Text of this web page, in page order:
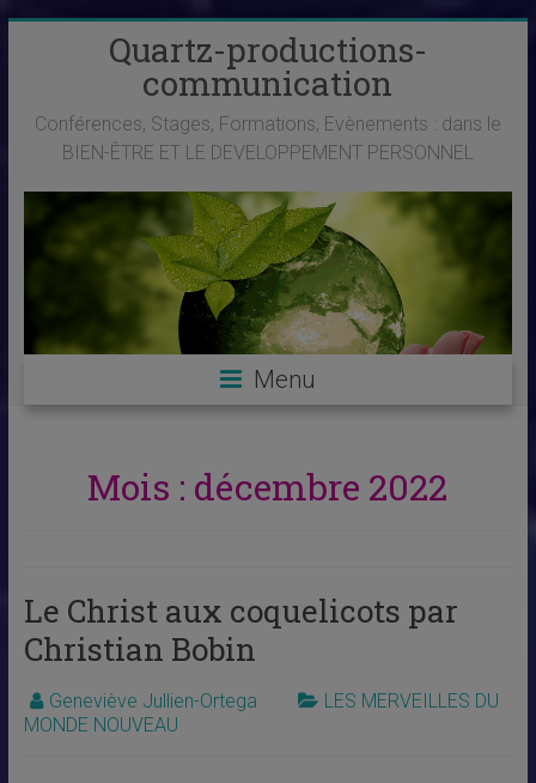
Quartz-productions-
communication
Conférences, Stages, Formations, Evènements : dans le
BIEN-ÊTRE ET LE DEVELOPPEMENT PERSONNEL
Menu
Mois : décembre 2022
Le Christ aux coquelicots par
Christian Bobin
Geneviève Jullien-Ortega
LES MERVEILLES DU
MONDE NOUVEAU